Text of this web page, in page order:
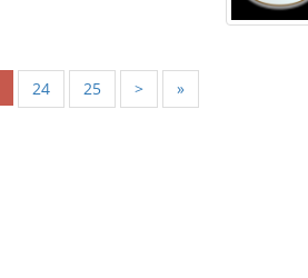
24 25 > »